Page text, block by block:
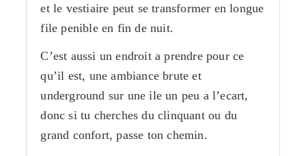
et le vestiaire peut se transformer en longue
file penible en fin de nuit.
C’est aussi un endroit a prendre pour ce
qu’il est, une ambiance brute et
underground sur une ile un peu a l’ecart,
donc si tu cherches du clinquant ou du
grand confort, passe ton chemin.